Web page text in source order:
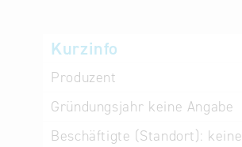
Kurzinfo
Produzent
Gründungsjahr keine Angabe
Beschäftigte (Standort): keine